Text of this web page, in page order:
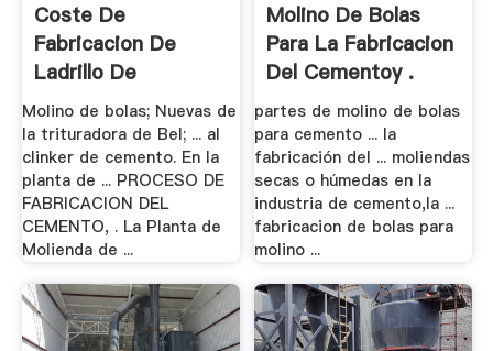
Coste De
Fabricacion De
Ladrillo De
Hormigon De .
Molino de bolas; Nuevas de
la trituradora de Bel; ... al
clinker de cemento. En la
planta de ... PROCESO DE
FABRICACION DEL
CEMENTO, . La Planta de
Molienda de ...
Molino De Bolas
Para La Fabricacion
Del Cementoy .
partes de molino de bolas
para cemento ... la
fabricación del ... moliendas
secas o húmedas en la
industria de cemento,la ...
fabricacion de bolas para
molino ...